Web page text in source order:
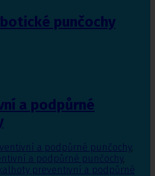
punčochy
a podpůrné
a podpůrné punčochy,
a podpůrné punčochy,
preventivní a podpůrné